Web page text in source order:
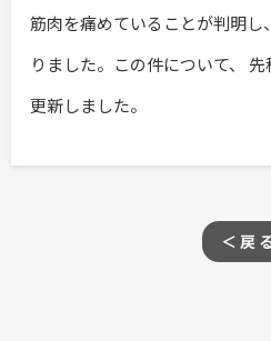
筋肉を痛めていることが判明
りました。この件について、
更新しました。
＜戻